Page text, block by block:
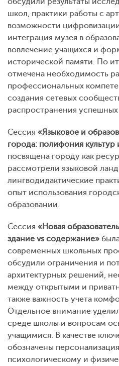
школ, практики работы с
возможности
интеграция музея в
вовлечение учащихся и
исторической памяти. По
отмечена необходимость
профессиональных
создания сетевых
распространения успешных
Сессия «Языковое и
города: полифония культур
посвящена городу как
рассмотрели языковой
лингводидактические
опыт использования
образовании.
Сессия «Новая
здание vs содержание»
современных школьных
обсудили ограничения и
архитектурных решений,
между открытыми и
также важность учета
Отдельное внимание
среде школы и вопросам
учащимися. В качестве
обозначены
психологическому и